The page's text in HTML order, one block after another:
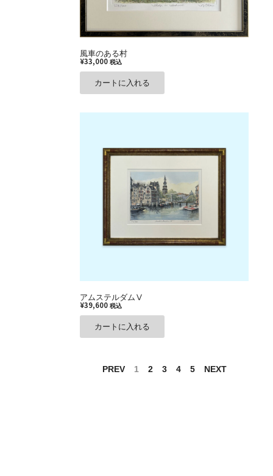
風車のある村
¥33,000 税込
カートに入れる
アムステルダムⅤ
¥39,600 税込
カートに入れる
PREV 1 2 3 4 5 NEXT